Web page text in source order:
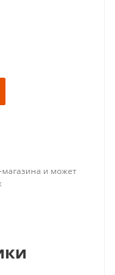
магазина и может